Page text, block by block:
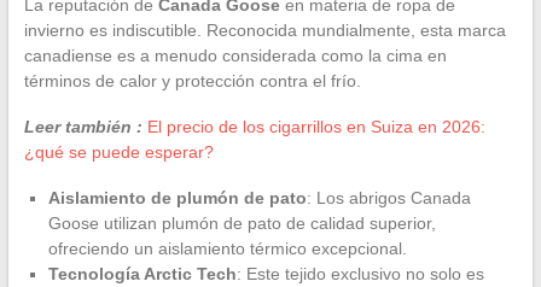
La reputación de Canada Gooseen materia de ropa de
invierno es indiscutible. Reconocida mundialmente, esta marca
canadiense es a menudo considerada como la cima en
términos de calor y protección contra el frío.
Leer también : El precio de los cigarrillos en Suiza en 2026:
¿qué se puede esperar?
Aislamiento de plumón de pato: Los abrigos Canada
Goose utilizan plumón de pato de calidad superior,
ofreciendo un aislamiento térmico excepcional.
Tecnología Arctic Tech: Este tejido exclusivo no solo es